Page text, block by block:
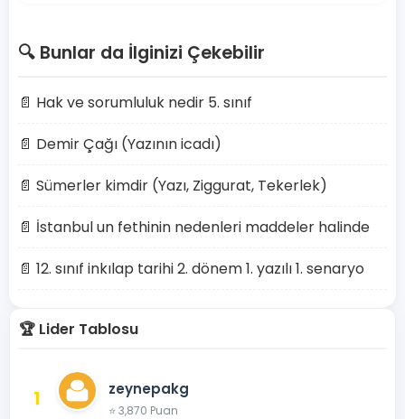
🔍 Bunlar da İlginizi Çekebilir
📄 Hak ve sorumluluk nedir 5. sınıf
📄 Demir Çağı (Yazının icadı)
📄 Sümerler kimdir (Yazı, Ziggurat, Tekerlek)
📄 İstanbul un fethinin nedenleri maddeler halinde
📄 12. sınıf inkılap tarihi 2. dönem 1. yazılı 1. senaryo
🏆 Lider Tablosu
1 zeynepakg
⭐ 3,870 Puan